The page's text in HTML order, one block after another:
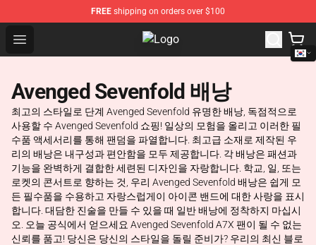
FREE shipping on orders over $100
Open menu Avenged Sevenfold Shop -
Avenged Sevenfold 배낭
최고의 스타일로 단계 Avenged Sevenfold 유명한 배낭, 독점적으로
사용할 수 Avenged Sevenfold 쇼핑! 일상의 모험을 올리고 이러한 필
수품 액세서리를 통해 팬덤을 파열합니다. 최고급 소재로 제작된 우
리의 배낭은 내구성과 편안함을 모두 제공합니다. 각 배낭은 패션과
기능을 완벽하게 결합한 세련된 디자인을 자랑합니다. 학교, 일, 또는
로켓의 콘서트로 향하는 것, 우리 Avenged Sevenfold 배낭은 쉽게 모
든 필수품을 수용하고 자랑스럽게이 아이콘 밴드에 대한 사랑을 표시
합니다. 대담한 진술을 만들 수 있을 때 일반 배낭에 정착하지 마십시
오. 오늘 공식에서 얻으세요 Avenged Sevenfold A7X 팬이 될 수 없는
신뢰를 품고! 당신은 당신의 스타일을 돌릴 준비가? 우리의 최신 블로